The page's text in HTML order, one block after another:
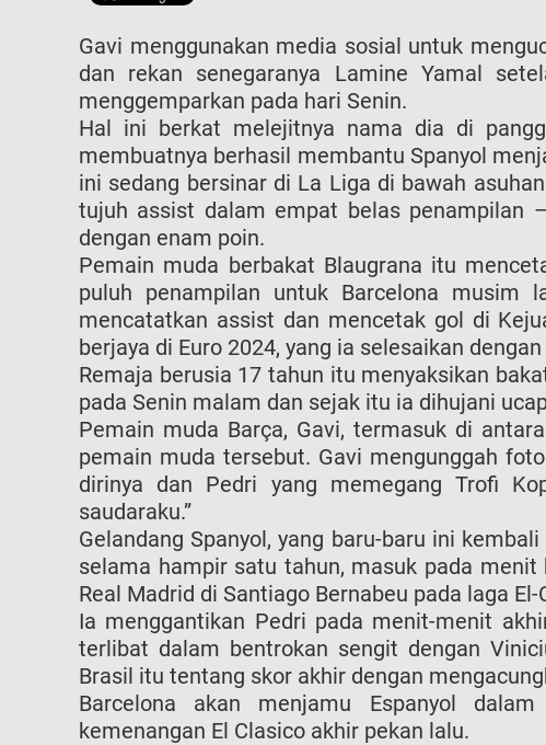
Gavi menggunakan media sosial untuk
dan rekan senegaranya Lamine Yamal
menggemparkan pada hari Senin.
Hal ini berkat melejitnya nama dia di
membuatnya berhasil membantu Spanyol
ini sedang bersinar di La Liga di bawah
tujuh assist dalam empat belas penampilan
dengan enam poin.
Pemain muda berbakat Blaugrana itu
puluh penampilan untuk Barcelona musim
mencatatkan assist dan mencetak gol di
berjaya di Euro 2024, yang ia selesaikan
Remaja berusia 17 tahun itu menyaksikan
pada Senin malam dan sejak itu ia dihujani
Pemain muda Barça, Gavi, termasuk di
pemain muda tersebut. Gavi mengunggah
dirinya dan Pedri yang memegang Trofi
saudaraku.”
Gelandang Spanyol, yang baru-baru ini
selama hampir satu tahun, masuk pada
Real Madrid di Santiago Bernabeu pada laga
Ia menggantikan Pedri pada menit-menit
terlibat dalam bentrokan sengit dengan
Brasil itu tentang skor akhir dengan
Barcelona akan menjamu Espanyol
kemenangan El Clasico akhir pekan lalu.